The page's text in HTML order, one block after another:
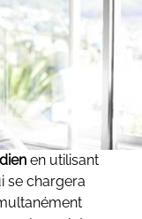
en utilisant
se chargera